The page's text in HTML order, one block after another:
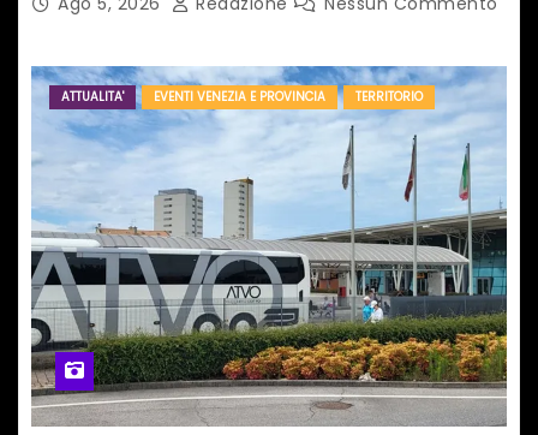
ATTUALITA' EVENTI VENEZIA E PROVINCIA TERRITORIO